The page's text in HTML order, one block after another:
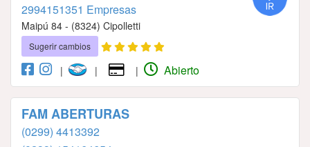
2994151351 Empresas
Maipú 84 - (8324) Cipolletti
Sugerir cambios
| | | Abierto
FAM ABERTURAS
(0299) 4413392